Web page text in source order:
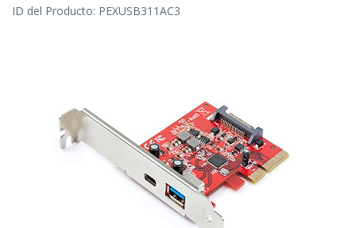
ID del Producto: PEXUSB311AC3